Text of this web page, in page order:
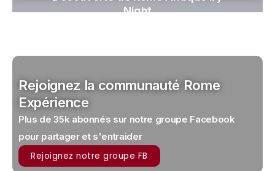
Night
Rejoignez la communauté Rome
Expérience
Plus de 35k abonnés sur notre groupe Facebook
pour partager et s'entraider
Rejoignez notre groupe FB